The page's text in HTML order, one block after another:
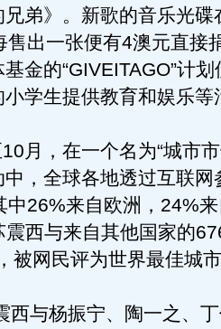
弟》。新歌的音乐光
售出一张便有4澳元直接
金的“GIVEITAGO”计
学生提供教育和娱乐等
，在一个名为“城市市
，全球各地透过互联网
中26%来自欧洲，24%
西与来自其他国家的
被网民评为世界最佳城
与杨振宁、陶一之、丁